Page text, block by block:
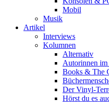
Mobil
Musik
Artikel
Interviews
Kolumnen
Alternativ
Autorinnen im
Books & The
Der Vinyl-
Hörst du es